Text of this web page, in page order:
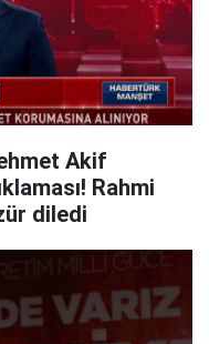
Akif
Rahmi
canlı yayında özür diledi